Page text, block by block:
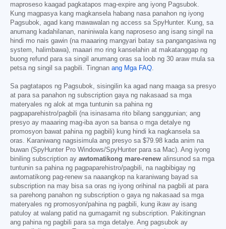
maproseso kaagad pagkatapos mag-expire ang iyong Pagsubok.
Kung magpasya kang magkansela habang nasa panahon ng iyong
Pagsubok, agad kang mawawalan ng access sa SpyHunter. Kung, sa
anumang kadahilanan, naniniwala kang naproseso ang isang singil na
hindi mo nais gawin (na maaaring mangyari batay sa pangangasiwa ng
system, halimbawa), maaari mo ring kanselahin at makatanggap ng
buong refund para sa singil anumang oras sa loob ng 30 araw mula sa
petsa ng singil sa pagbili. Tingnan ang Mga FAQ
Sa pagtatapos ng Pagsubok, sisingilin ka agad nang maaga sa presyo
at para sa panahon ng subscription gaya ng nakasaad sa mga
materyales ng alok at mga tuntunin sa pahina ng
pagpaparehistro/pagbili (na isinasama rito bilang sanggunian; ang
presyo ay maaaring mag-iba ayon sa bansa o mga detalye ng
promosyon bawat pahina ng pagbili) kung hindi ka nagkansela sa
oras. Karaniwang nagsisimula ang presyo sa $79.98 kada anim na
buwan (SpyHunter Pro Windows/SpyHunter para sa Mac). Ang iyong
biniling subscription ay awtomatikong mare-renew alinsunod sa mga
tuntunin sa pahina ng pagpaparehistro/pagbili, na nagbibigay ng
awtomatikong pag-renew sa naaangkop na karaniwang bayad sa
subscription na may bisa sa oras ng iyong orihinal na pagbili at para
sa parehong panahon ng subscription o gaya ng nakasaad sa mga
materyales ng promosyon/pahina ng pagbili, kung ikaw ay isang
patuloy at walang patid na gumagamit ng subscription. Pakitingnan
ang pahina ng pagbili para sa mga detalye. Ang pagsubok ay